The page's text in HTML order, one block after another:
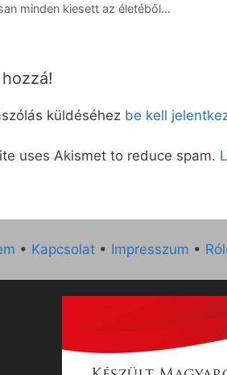
minden kiesett az életéből…
küldéséhez be kell
uses Akismet to reduce spam.
• Kapcsolat • Impresszum •